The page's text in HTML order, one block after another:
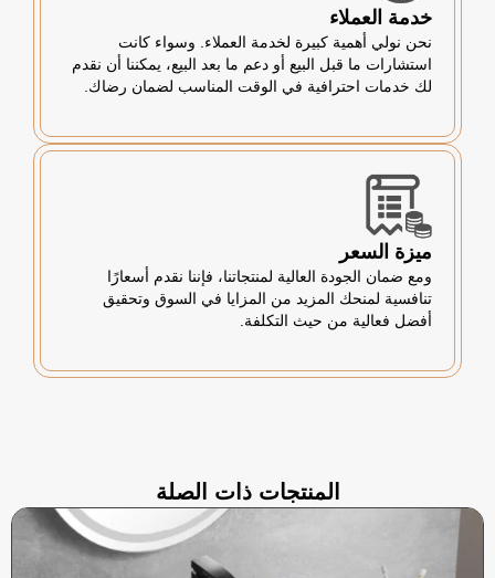
خدمة العملاء
نحن نولي أهمية كبيرة لخدمة العملاء. وسواء كانت
استشارات ما قبل البيع أو دعم ما بعد البيع، يمكننا أن نقدم
لك خدمات احترافية في الوقت المناسب لضمان رضاك.
ميزة السعر
ومع ضمان الجودة العالية لمنتجاتنا، فإننا نقدم أسعارًا
تنافسية لمنحك المزيد من المزايا في السوق وتحقيق
أفضل فعالية من حيث التكلفة.
المنتجات ذات الصلة